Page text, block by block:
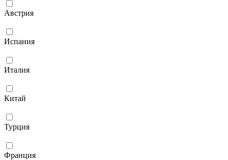
Австрия
Испания
Италия
Китай
Турция
Франция